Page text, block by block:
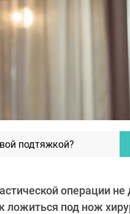
подтяжкой?
операции
ложиться под нож